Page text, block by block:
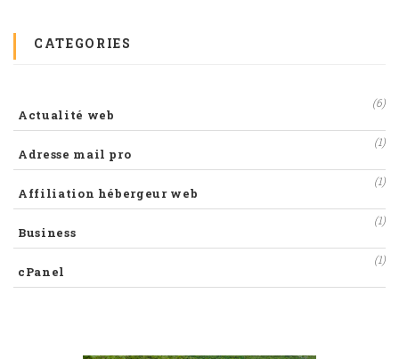
CATEGORIES
(6)
Actualité web
(1)
Adresse mail pro
(1)
Affiliation hébergeur web
(1)
Business
(1)
cPanel